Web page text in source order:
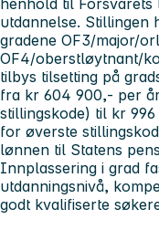
utdannelse. Stillingen
gradene OF3/major/
OF4/oberstløytnant/
tilbys tilsetting på
fra kr 604 900,- per
stillingskode) til kr
for øverste
lønnen til Statens
Innplassering i grad
utdanningsnivå,
godt kvalifiserte